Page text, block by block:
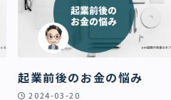
起業前後のお金の悩み
2024-03-20